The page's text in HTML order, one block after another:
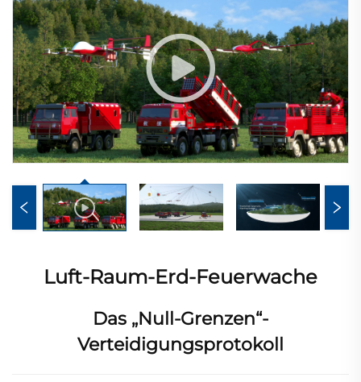
Luft-Raum-Erd-Feuerwache
Das „Null-Grenzen“-
Verteidigungsprotokoll